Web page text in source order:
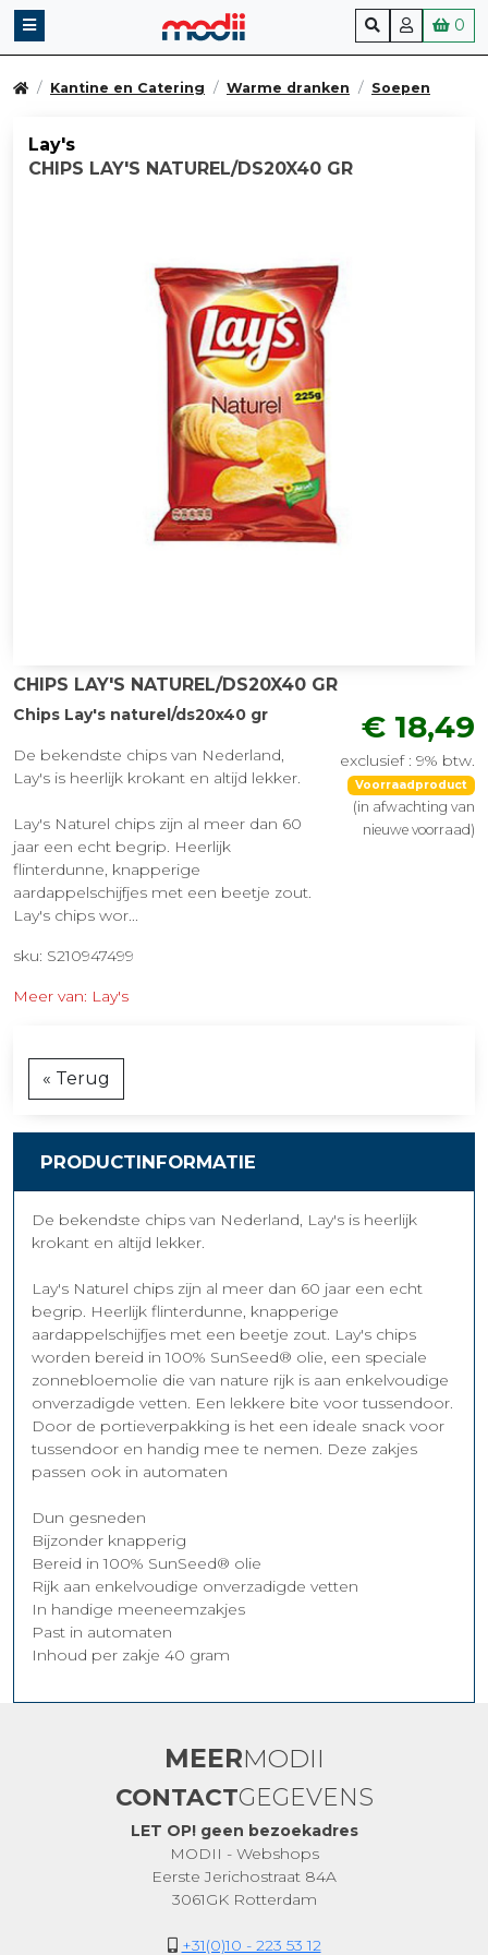
0
Kantine en Catering Warme dranken Soepen
Lay's
CHIPS LAY'S NATUREL/DS20X40 GR
CHIPS LAY'S NATUREL/DS20X40 GR
Chips Lay's naturel/ds20x40 gr
De bekendste chips van Nederland,
Lay's is heerlijk krokant en altijd lekker.
Lay's Naturel chips zijn al meer dan 60
jaar een echt begrip. Heerlijk
flinterdunne, knapperige
aardappelschijfjes met een beetje zout.
Lay's chips wor...
sku: S210947499
Meer van: Lay's
€ 18,49
exclusief : 9% btw.
Voorraadproduct
(in afwachting van
nieuwe voorraad)
« Terug
PRODUCTINFORMATIE
De bekendste chips van Nederland, Lay's is heerlijk
krokant en altijd lekker.
Lay's Naturel chips zijn al meer dan 60 jaar een echt
begrip. Heerlijk flinterdunne, knapperige
aardappelschijfjes met een beetje zout. Lay's chips
worden bereid in 100% SunSeed® olie, een speciale
zonnebloemolie die van nature rijk is aan enkelvoudige
onverzadigde vetten. Een lekkere bite voor tussendoor.
Door de portieverpakking is het een ideale snack voor
tussendoor en handig mee te nemen. Deze zakjes
passen ook in automaten
Dun gesneden
Bijzonder knapperig
Bereid in 100% SunSeed® olie
Rijk aan enkelvoudige onverzadigde vetten
In handige meeneemzakjes
Past in automaten
Inhoud per zakje 40 gram
MEERMODII
CONTACTGEGEVENS
LET OP! geen bezoekadres
MODII - Webshops
Eerste Jerichostraat 84A
3061GK Rotterdam
+31(0)10 - 223 53 12